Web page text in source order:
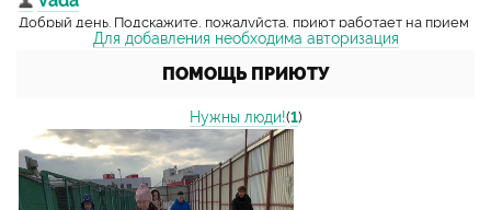
Для добавления необходима авторизация
ПОМОЩЬ ПРИЮТУ
Нужны люди!(1)